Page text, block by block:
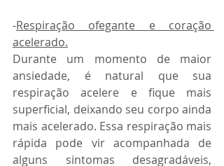
-Respiração ofegante e coração
acelerado.
Durante um momento de maior
ansiedade, é natural que sua
respiração acelere e fique mais
superficial, deixando seu corpo ainda
mais acelerado. Essa respiração mais
rápida pode vir acompanhada de
alguns sintomas desagradáveis,